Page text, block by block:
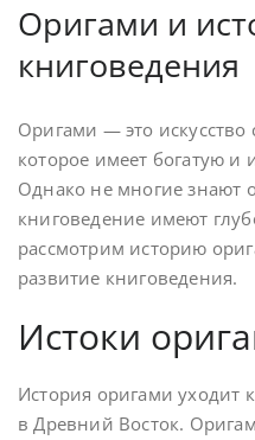
Оригами и
книговедения
Оригами — это искусство
которое имеет богатую и
Однако не многие знают
книговедение имеют
рассмотрим историю
развитие книговедения.
Истоки
История оригами уходит
в Древний Восток.